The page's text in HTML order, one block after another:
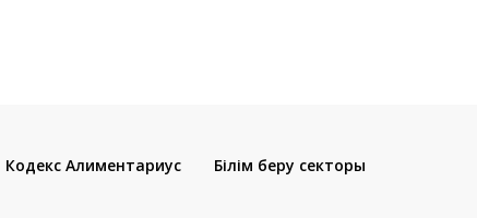
Кодекс Алиментариус Білім беру секторы